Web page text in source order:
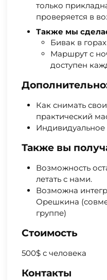
только
проверяется в
Также мы
Бивак в горах
Маршрут с
доступен
Как снимать
практический
Также вы
Возможность
летать с нами.
Возможна
Орешкина
группе)
Стоимость
500$ с человека
Контакты